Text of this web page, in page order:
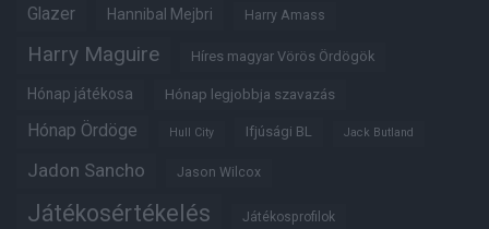
Glazer Hannibal Mejbri Harry Amass
Harry Maguire Híres magyar Vörös Ördögök
Hónap játékosa Hónap legjobbja szavazás
Hónap Ördöge Hull City Ifjúsági BL Jack Butland
Jadon Sancho Jason Wilcox
Játékosértékelés Játékosprofilok